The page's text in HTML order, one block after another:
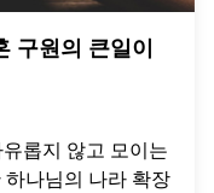
구원의 큰일이
롭지 않고 모이는
나님의 나라 확장